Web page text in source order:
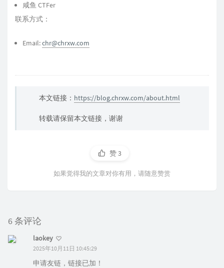
咸鱼 CTFer
联系方式：
Email:chr@chrxw.com
本文链接： https://blog.chrxw.com/about.html
转载请保留本文链接，谢谢
赞3
如果觉得我的文章对你有用，请随意赞赏
6 条评论
laokey
2025年10月11日 10:45:29
申请友链，链接已加！